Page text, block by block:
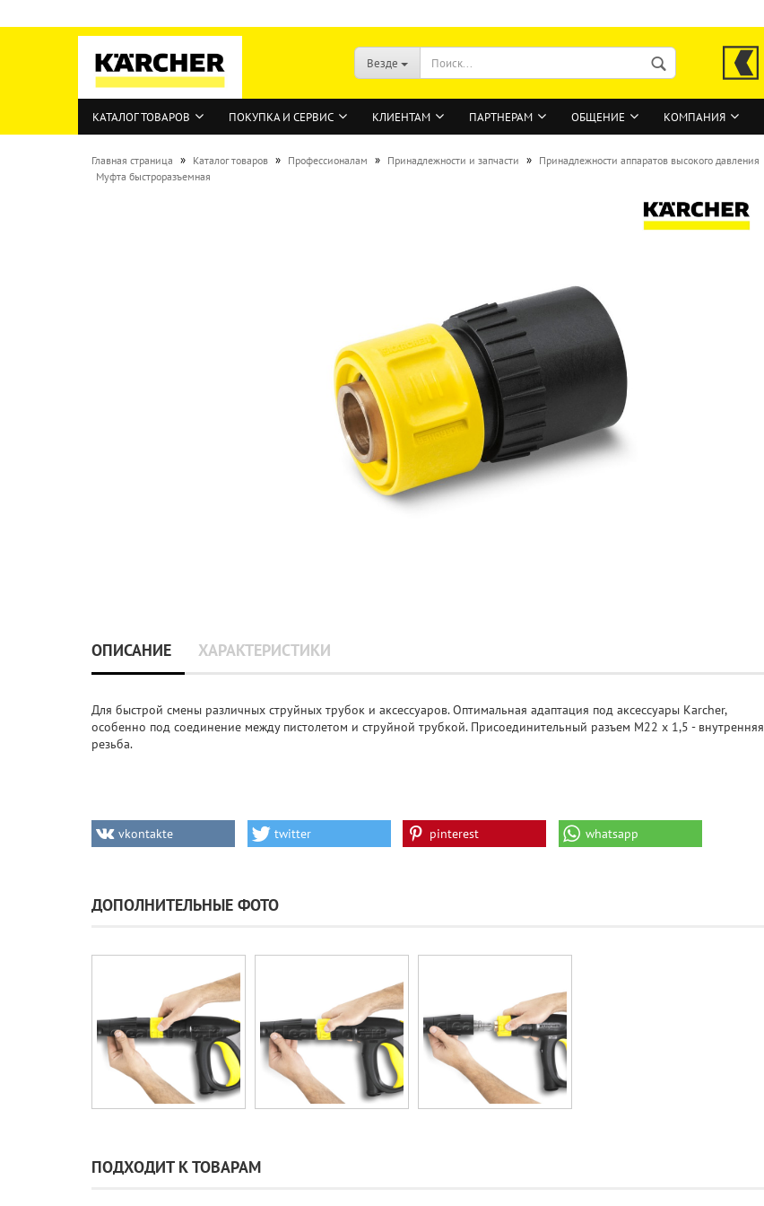
ВОЙТИ
Везде
КАТАЛОГ ТОВАРОВ ПОКУПКА И СЕРВИС КЛИЕНТАМ ПАРТНЕРАМ ОБЩЕНИЕ КОМПАНИЯ
Главная страница » Каталог товаров » Профессионалам » Принадлежности и запчасти » Принадлежности аппаратов высокого давления
Муфта быстроразъемная
ОПИСАНИЕ ХАРАКТЕРИСТИКИ
Для быстрой смены различных струйных трубок и аксессуаров. Оптимальная адаптация под аксессуары Karcher,
особенно под соединение между пистолетом и струйной трубкой. Присоединительный разъем M22 x 1,5 - внутренняя
резьба.
vkontakte twitter pinterest whatsapp
ДОПОЛНИТЕЛЬНЫЕ ФОТО
ПОДХОДИТ К ТОВАРАМ